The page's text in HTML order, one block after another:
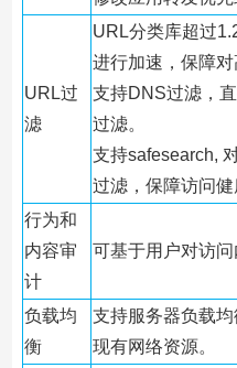
URL过
滤
URL分类库超过
进行加速，保障对
支持DNS过滤，
过滤。
支持safesearch,
过滤，保障访问健
行为和
内容审
计
可基于用户对访问
负载均
衡
支持服务器负载
现有网络资源。